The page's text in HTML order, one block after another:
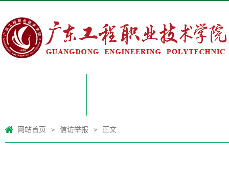
网站首页 > 信访举报 > 正文